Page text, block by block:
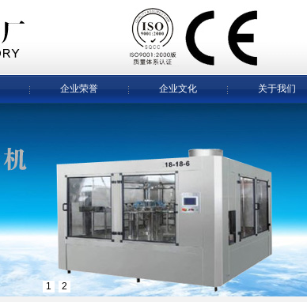
企业荣誉 企业文化 关于我们
1 2